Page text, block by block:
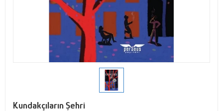
Kundakçıların Şehri